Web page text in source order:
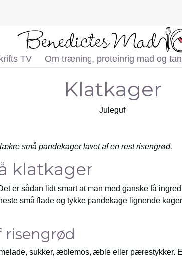
TV Om træning, proteinrig mad og
Klatkager
Juleguf
små pandekager lavet af en rest risengrød.
klatkager
er sådan lidt smart at man med ganske få
små flade og tykke pandekage lignende
risengrød
sukker, æblemos, æble eller pærestykker.